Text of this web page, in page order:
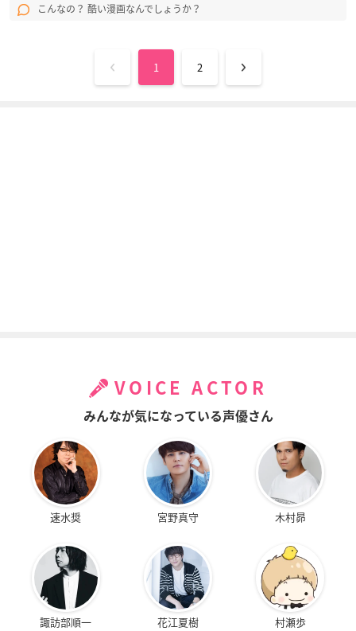
こんなの？ 酷い漫画なんでしょうか？
1 2
VOICE ACTOR
みんなが気になっている声優さん
速水奨 宮野真守 木村昴
諏訪部順一 花江夏樹 村瀬歩